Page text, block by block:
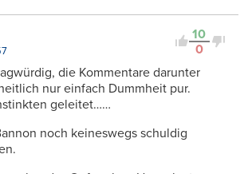
10
0
die Kommentare darunter
nur einfach Dummheit pur.
geleitet……
noch keineswegs schuldig